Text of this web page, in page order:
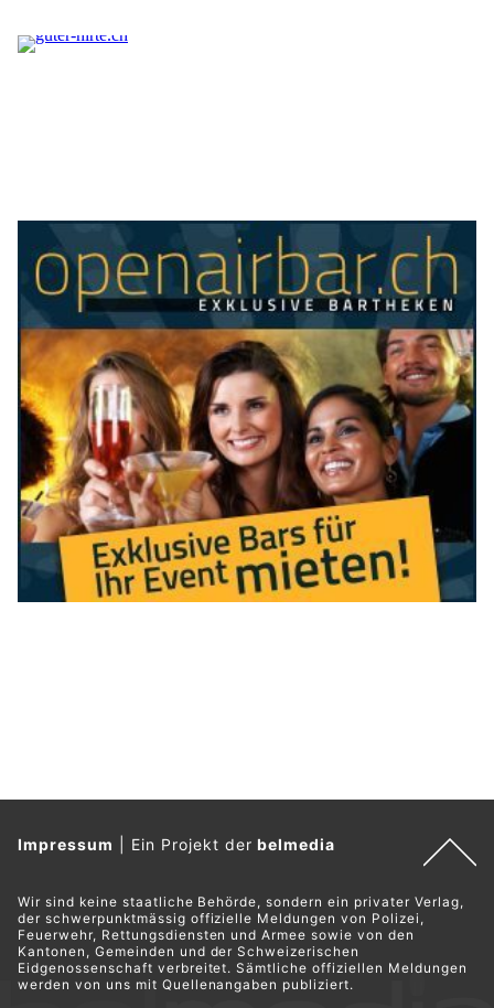
Impressum Ein Projekt derbelmedia
Wir sind keine staatliche Behörde, sondern ein privater Verlag,
der schwerpunktmässig offizielle Meldungen von Polizei,
Feuerwehr, Rettungsdiensten und Armee sowie von den
Kantonen, Gemeinden und der Schweizerischen
Eidgenossenschaft verbreitet. Sämtliche offiziellen Meldungen
werden von uns mit Quellenangaben publiziert.